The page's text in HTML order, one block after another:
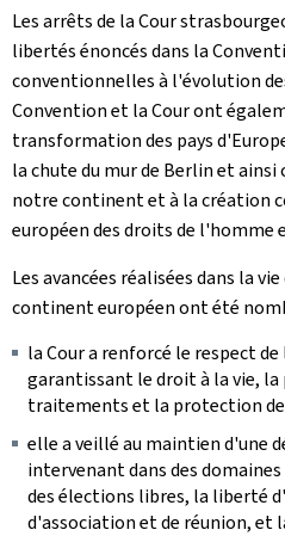
Les arrêts de la Cour
libertés énoncés dans la
conventionnelles à l'évolution
Convention et la Cour ont
transformation des pays
la chute du mur de Berlin et
notre continent et à la création
européen des droits de l'homme
Les avancées réalisées dans la
continent européen ont été
la Cour a renforcé le respect
garantissant le droit à la vie,
traitements et la protection
elle a veillé au maintien d'une
intervenant dans des
des élections libres, la liberté
d'association et de réunion, et